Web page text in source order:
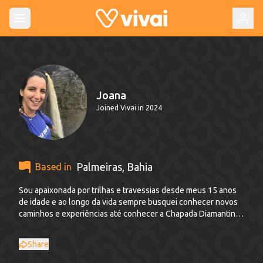
Joana
Joined Vivai in 2024
Based in Palmeiras, Bahia
Sou apaixonada por trilhas e travessias desde meus 15 anos
de idade e ao longo da vida sempre busquei conhecer novos
caminhos e experiências até conhecer a Chapada Diamantina
pela Universidade Federal do Estado do Rio de Janeiro (Unirio)
com ênfase em Ecologia Florestal, tendo trabalhado com
Share